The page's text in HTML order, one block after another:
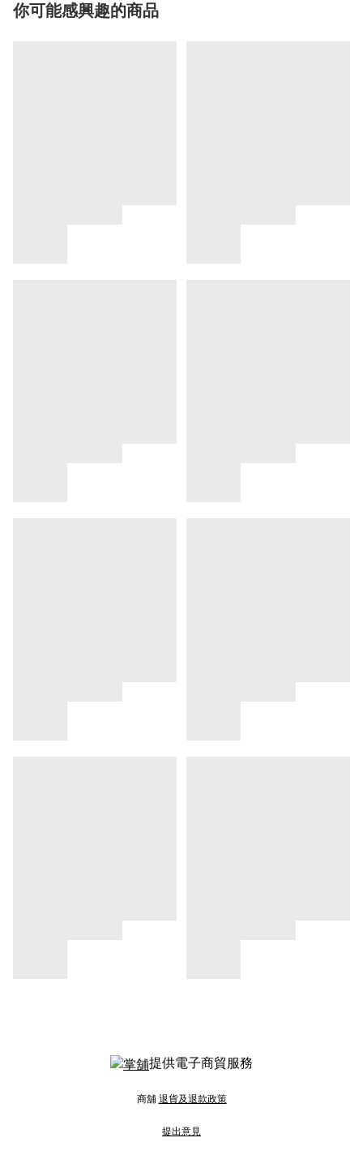
你可能感興趣的商品
提供電子商貿服務
商舖 退貨及退款政策
提出意見